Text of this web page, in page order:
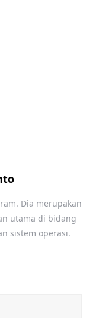
Dia merupakan
utama di bidang
sistem operasi.